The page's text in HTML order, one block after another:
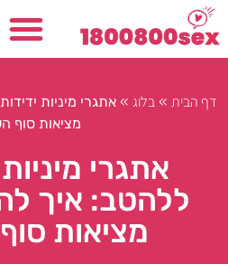
דף הבית »בלוג »אתגרי מיניות
מציאות סוף
אתגרי
ללהטב: איך
מציאות